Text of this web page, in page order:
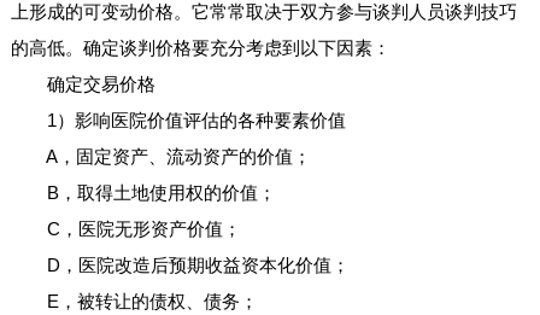
上形成的可变动价格。它常常取决于双方参与谈判人员谈判技巧
的高低。确定谈判价格要充分考虑到以下因素：
确定交易价格
1）影响医院价值评估的各种要素价值
A，固定资产、流动资产的价值；
B，取得土地使用权的价值；
C，医院无形资产价值；
D，医院改造后预期收益资本化价值；
E，被转让的债权、债务；